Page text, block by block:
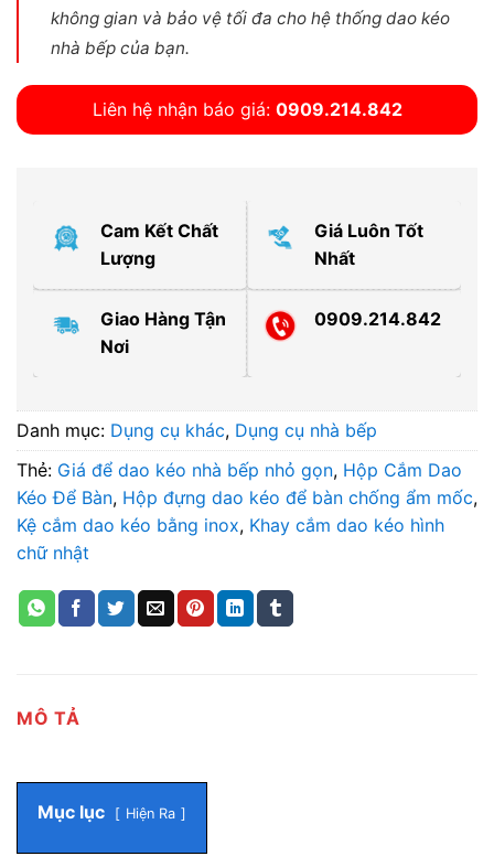
không gian và bảo vệ tối đa cho hệ thống dao kéo
nhà bếp của bạn.
Liên hệ nhận báo giá: 0909.214.842
Cam Kết Chất
Lượng
Giá Luôn Tốt
Nhất
Giao Hàng Tận
Nơi
0909.214.842
Danh mục: Dụng cụ khác, Dụng cụ nhà bếp
Thẻ: Giá để dao kéo nhà bếp nhỏ gọn, Hộp Cắm Dao
Kéo Để Bàn, Hộp đựng dao kéo để bàn chống ẩm mốc,
Kệ cắm dao kéo bằng inox, Khay cắm dao kéo hình
chữ nhật
MÔ TẢ
Mục lục Hiện Ra